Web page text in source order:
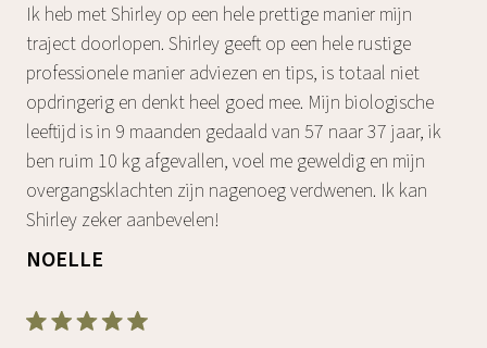
Ik heb met Shirley op een hele prettige manier mijn
traject doorlopen. Shirley geeft op een hele rustige
professionele manier adviezen en tips, is totaal niet
opdringerig en denkt heel goed mee. Mijn biologische
leeftijd is in 9 maanden gedaald van 57 naar 37 jaar, ik
ben ruim 10 kg afgevallen, voel me geweldig en mijn
overgangsklachten zijn nagenoeg verdwenen. Ik kan
Shirley zeker aanbevelen!
NOELLE